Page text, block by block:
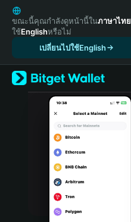
English
日本語
Tiếng Việt
Español (Latinoamérica)
Türkçe
Italiano
Português (Portugal)
Bahasa Indonesia
ขณะนี้คุณกำลังดูหน้านี้ในภาษาไทย
ใช้Englishหรือไม่
เปลี่ยนไปใช้English